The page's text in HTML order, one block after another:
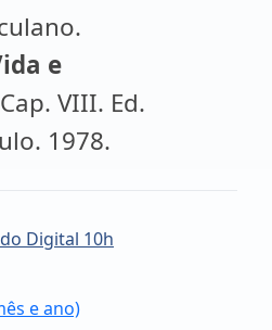
e
Cap. VIII. Ed.
1978.
Digital 10h
e ano)